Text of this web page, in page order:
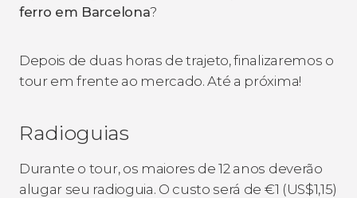
ferro em Barcelona?
Depois de duas horas de trajeto, finalizaremos o
tour em frente ao mercado. Até a próxima!
Radioguias
Durante o tour, os maiores de 12 anos deverão
alugar seu radioguia. O custo será de €1 (US$1,15)